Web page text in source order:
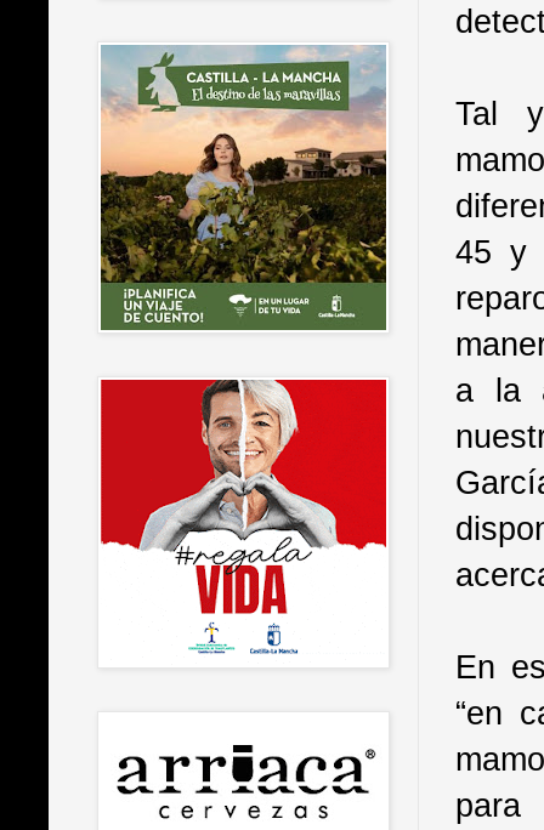
Tal
45 y
a la
En
“en
para